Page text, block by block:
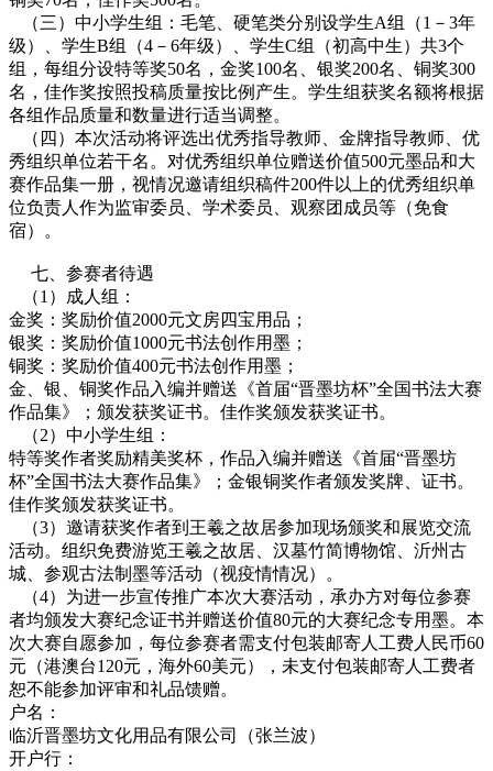
（三）中小学生组：毛笔、硬笔类分别设学生A组（1－3年
级）、学生B组（4－6年级）、学生C组（初高中生）共3个
组，每组分设特等奖50名，金奖100名、银奖200名、铜奖300
名，佳作奖按照投稿质量按比例产生。学生组获奖名额将根据
各组作品质量和数量进行适当调整。
（四）本次活动将评选出优秀指导教师、金牌指导教师、优
秀组织单位若干名。对优秀组织单位赠送价值500元墨品和大
赛作品集一册，视情况邀请组织稿件200件以上的优秀组织单
位负责人作为监审委员、学术委员、观察团成员等（免食
宿）。
七、参赛者待遇
（1）成人组：
金奖：奖励价值2000元文房四宝用品；
银奖：奖励价值1000元书法创作用墨；
铜奖：奖励价值400元书法创作用墨；
金、银、铜奖作品入编并赠送《首届“晋墨坊杯”全国书法大赛
作品集》；颁发获奖证书。佳作奖颁发获奖证书。
（2）中小学生组：
特等奖作者奖励精美奖杯，作品入编并赠送《首届“晋墨坊
杯”全国书法大赛作品集》；金银铜奖作者颁发奖牌、证书。
佳作奖颁发获奖证书。
（3）邀请获奖作者到王羲之故居参加现场颁奖和展览交流
活动。组织免费游览王羲之故居、汉墓竹简博物馆、沂州古
城、参观古法制墨等活动（视疫情情况）。
（4）为进一步宣传推广本次大赛活动，承办方对每位参赛
者均颁发大赛纪念证书并赠送价值80元的大赛纪念专用墨。本
次大赛自愿参加，每位参赛者需支付包装邮寄人工费人民币60
元（港澳台120元，海外60美元），未支付包装邮寄人工费者
恕不能参加评审和礼品馈赠。
户名：
临沂晋墨坊文化用品有限公司（张兰波）
开户行：